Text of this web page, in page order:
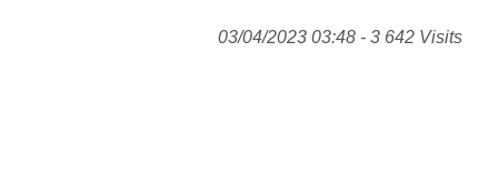
03/04/2023 03:48 - 3 642 Visits